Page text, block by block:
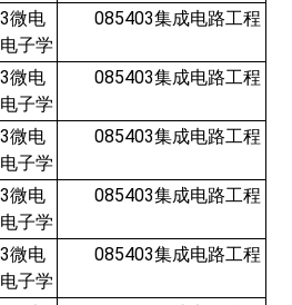
微电
子学
085403集成电路工程
微电
子学
085403集成电路工程
微电
子学
085403集成电路工程
微电
子学
085403集成电路工程
微电
子学
085403集成电路工程